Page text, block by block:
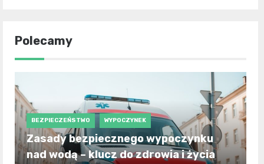
Polecamy
BEZPIECZEŃSTWO WYPOCZYNEK
Zasady bezpiecznego wypoczynku
nad wodą – klucz do zdrowia i życia